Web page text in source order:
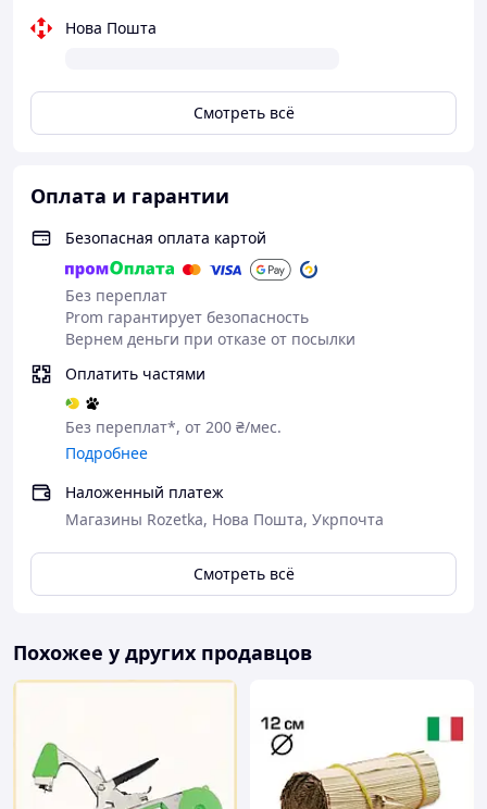
Нова Пошта
Смотреть всё
Оплата и гарантии
Безопасная оплата картой
Без переплат
Prom гарантирует безопасность
Вернем деньги при отказе от посылки
Оплатить частями
Без переплат*, от 200 ₴/мес.
Подробнее
Наложенный платеж
Магазины Rozetka, Нова Пошта, Укрпочта
Смотреть всё
Похожее у других продавцов